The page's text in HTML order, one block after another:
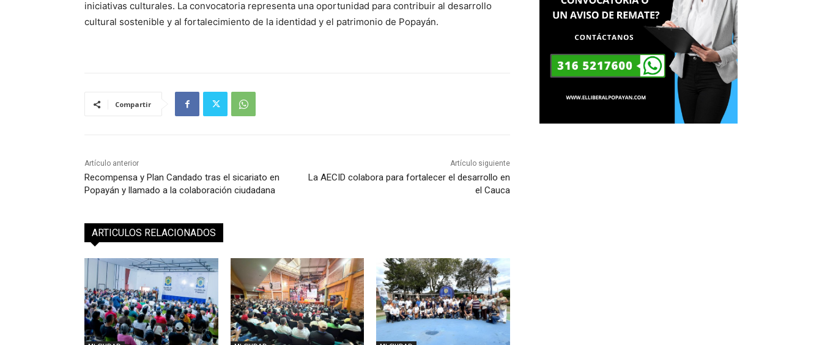
iniciativas culturales. La convocatoria representa una oportunidad para contribuir al desarrollo
cultural sostenible y al fortalecimiento de la identidad y el patrimonio de Popayán.
Compartir
Artículo anterior
Recompensa y Plan Candado tras el sicariato en
Popayán y llamado a la colaboración ciudadana
Artículo siguiente
La AECID colabora para fortalecer el desarrollo en
el Cauca
ARTICULOS RELACIONADOS